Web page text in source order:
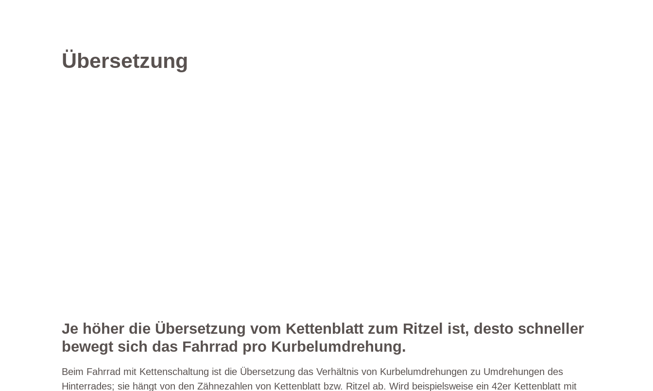
Übersetzung
Je höher die Übersetzung vom Kettenblatt zum Ritzel ist, desto schneller
bewegt sich das Fahrrad pro Kurbelumdrehung.
Beim Fahrrad mit Kettenschaltung ist die Übersetzung das Verhältnis von Kurbelumdrehungen zu Umdrehungen des
Hinterrades; sie hängt von den Zähnezahlen von Kettenblatt bzw. Ritzel ab. Wird beispielsweise ein 42er Kettenblatt mit